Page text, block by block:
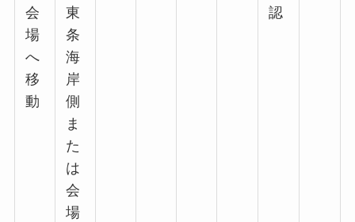
会
場
へ
移
動
東
条
海
岸
側
ま
た
は
会
場
認